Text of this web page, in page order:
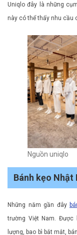
Uniqlo đây là những
này có thể thấy nhu cầu
Nguồn uniqlo
Bánh kẹo Nhật
Những năm gần đây
trường Việt Nam. Được
lượng, bao bì bắt mắt,